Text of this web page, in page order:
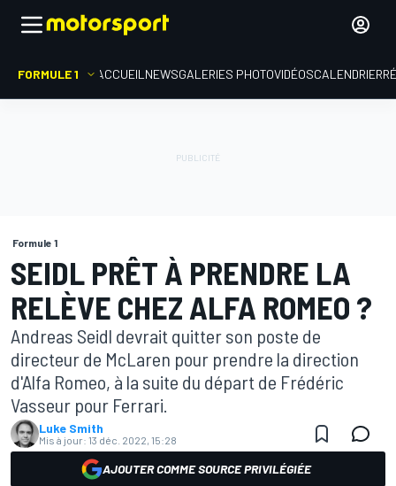
FORMULE 1 ACCUEIL NEWSGALERIES PHOTOVIDÉOSCALENDRIER
Formule 1
SEIDL PRÊT À PRENDRE LA
RELÈVE CHEZ ALFA ROMEO ?
Andreas Seidl devrait quitter son poste de
directeur de McLaren pour prendre la direction
d'Alfa Romeo, à la suite du départ de Frédéric
Vasseur pour Ferrari.
Luke Smith
Mis à jour: 13 déc. 2022, 15:28
AJOUTER COMME SOURCE PRIVILÉGIÉE